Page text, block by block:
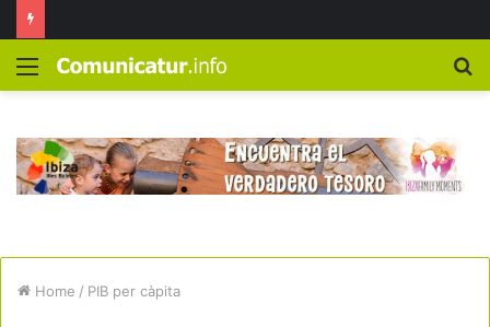
Menú
Home / PIB per càpita